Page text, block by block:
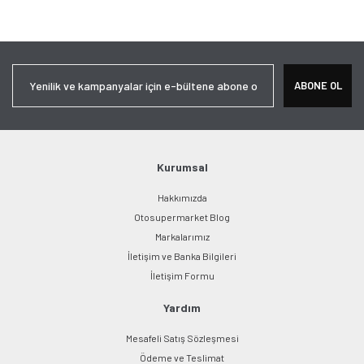
Ürün açıklamasında eksik bilgiler bulunuyor.
Bu ürüne benzer farklı alternatifler olmalı.
Gönder
ABONE OL
Kurumsal
Hakkımızda
Otosupermarket Blog
Markalarımız
İletişim ve Banka Bilgileri
İletişim Formu
Yardım
Mesafeli Satış Sözleşmesi
Ödeme ve Teslimat